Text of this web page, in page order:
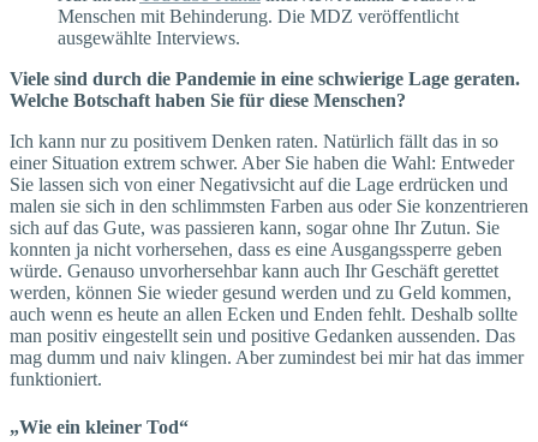
Menschen mit Behinderung. Die MDZ veröffentlicht
ausgewählte Interviews.
Viele sind durch die Pandemie in eine schwierige Lage geraten.
Welche Botschaft haben Sie für diese Menschen?
Ich kann nur zu positivem Denken raten. Natürlich fällt das in so
einer Situation extrem schwer. Aber Sie haben die Wahl: Entweder
Sie lassen sich von einer Negativsicht auf die Lage erdrücken und
malen sie sich in den schlimmsten Farben aus oder Sie konzentrieren
sich auf das Gute, was passieren kann, sogar ohne Ihr Zutun. Sie
konnten ja nicht vorhersehen, dass es eine Ausgangssperre geben
würde. Genauso unvorhersehbar kann auch Ihr Geschäft gerettet
werden, können Sie wieder gesund werden und zu Geld kommen,
auch wenn es heute an allen Ecken und Enden fehlt. Deshalb sollte
man positiv eingestellt sein und positive Gedanken aussenden. Das
mag dumm und naiv klingen. Aber zumindest bei mir hat das immer
funktioniert.
„Wie ein kleiner Tod“